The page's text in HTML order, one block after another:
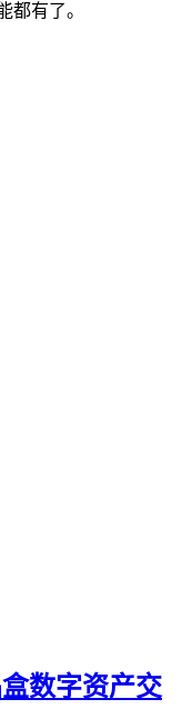
都有了。
数字资产交